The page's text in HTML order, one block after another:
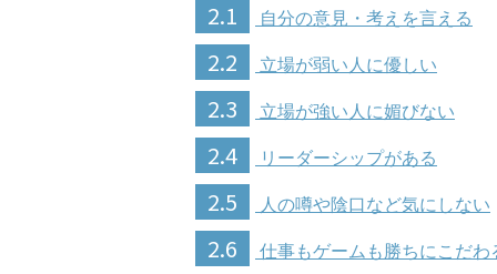
2.1 自分の意見・考えを言える
2.2 立場が弱い人に優しい
2.3 立場が強い人に媚びない
2.4 リーダーシップがある
2.5 人の噂や陰口など気にしない
2.6 仕事もゲームも勝ちにこだわ